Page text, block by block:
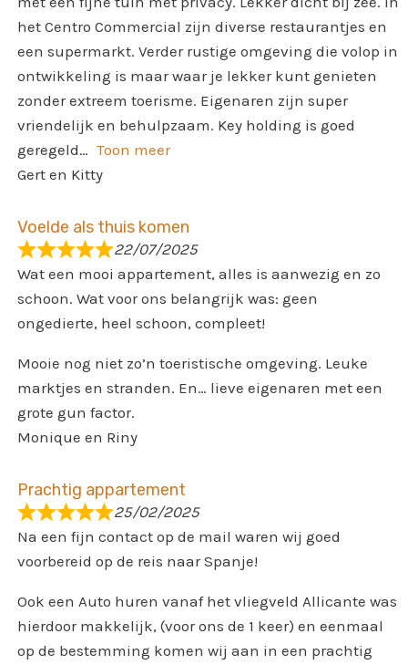
het Centro Commercial zijn diverse restaurantjes en
een supermarkt. Verder rustige omgeving die volop in
ontwikkeling is maar waar je lekker kunt genieten
zonder extreem toerisme. Eigenaren zijn super
vriendelijk en behulpzaam. Key holding is goed
geregeld
Toon meer
Gert en Kitty
Voelde als thuis komen
22/07/2025
Wat een mooi appartement, alles is aanwezig en zo
schoon. Wat voor ons belangrijk was: geen
ongedierte, heel schoon, compleet!
Mooie nog niet zo’n toeristische omgeving. Leuke
marktjes en stranden. En… lieve eigenaren met een
grote gun factor.
Monique en Riny
Prachtig appartement
25/02/2025
Na een fijn contact op de mail waren wij goed
voorbereid op de reis naar Spanje!
Ook een Auto huren vanaf het vliegveld Allicante was
hierdoor makkelijk, (voor ons de 1 keer) en eenmaal
op de bestemming komen wij aan in een prachtig